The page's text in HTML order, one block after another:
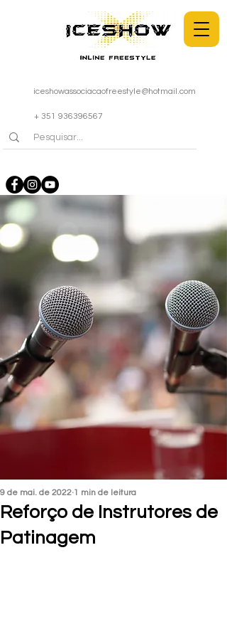
iceshowassociacaofreestyle@hotmail.com
+ 351 936396567
Reforço de Instrutores de
Patinagem
9 de mai. de 2022 1 min de leitura